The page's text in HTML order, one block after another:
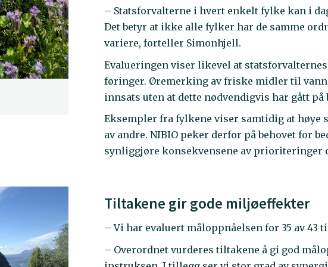
– Statsforvalterne i hvert enkelt fylke kan i
Det betyr at ikke alle fylker har de samme
variere, forteller Simonhjell.
Evalueringen viser likevel at
føringer. Øremerking av friske midler til
innsats uten at dette nødvendigvis har gått
Eksempler fra fylkene viser samtidig at
av andre. NIBIO peker derfor på behovet for
synliggjøre konsekvensene av prioriteringer
Tiltakene gir gode miljøeffekter
– Vi har evaluert måloppnåelsen for 35 av
– Overordnet vurderes tiltakene å gi god